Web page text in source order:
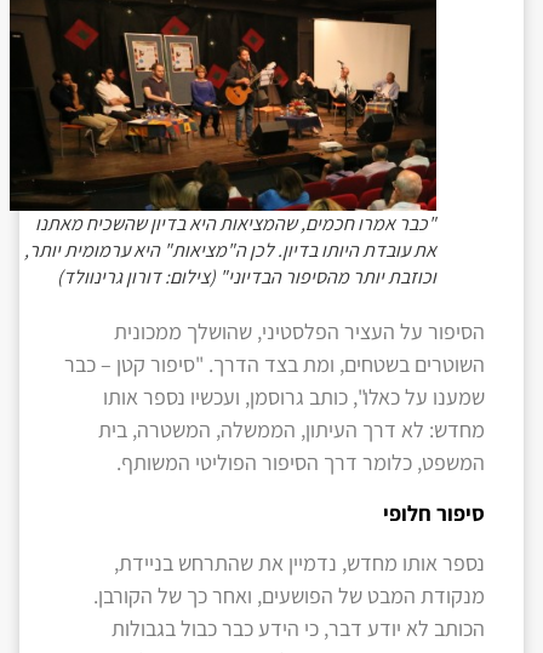
"כבר אמרו חכמים, שהמציאות היא בדיון שהשכיח מאתנו
את עובדת היותו בדיון. לכן ה"מציאות" היא ערמומית יותר,
וכוזבת יותר מהסיפור הבדיוני" (צילום: דורון גרינוולד)
הסיפור על העציר הפלסטיני, שהושלך ממכונית
השוטרים בשטחים, ומת בצד הדרך. "סיפור קטן – כבר
שמענו על כאלו", כותב גרוסמן, ועכשיו נספר אותו
מחדש: לא דרך העיתון, הממשלה, המשטרה, בית
המשפט, כלומר דרך הסיפור הפוליטי המשותף.
סיפור חלופי
נספר אותו מחדש, נדמיין את שהתרחש בניידת,
מנקודת המבט של הפושעים, ואחר כך של הקורבן.
הכותב לא יודע דבר, כי הידע כבר כבול בגבולות